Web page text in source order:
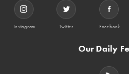
Instagram Twitter Facebook
Our Daily